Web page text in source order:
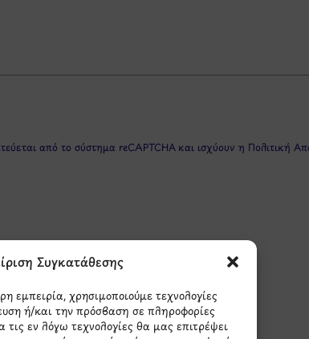
Συγκατάθεσης
εμπειρία, χρησιμοποιούμε τεχνολογίες
ή/και την πρόσβαση σε πληροφορίες
εν λόγω τεχνολογίες θα μας επιτρέψει
από το σύστημα reCAPTCHA και ισχύουν η Πολιτική
Μάθετε πρώτοι